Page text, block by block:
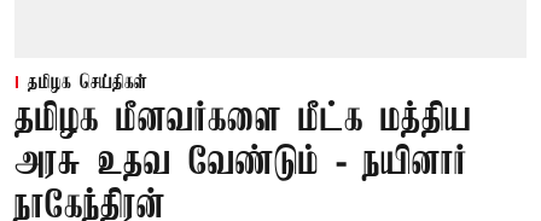
தமிழக செய்திகள்
தமிழக மீனவர்களை மீட்க மத்திய
அரசு உதவ வேண்டும் - நயினார்
நாகேந்திரன்